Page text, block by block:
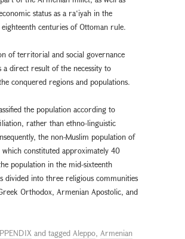
status as a ra‘iyah in the
centuries of Ottoman rule.
of territorial and social governance
a direct result of the necessity to
conquered regions and populations.
the population according to
rather than ethno-linguistic
the non-Muslim population of
constituted approximately 40
population in the mid-sixteenth
divided into three religious communities
Orthodox, Armenian Apostolic, and
and tagged Aleppo, Armenian